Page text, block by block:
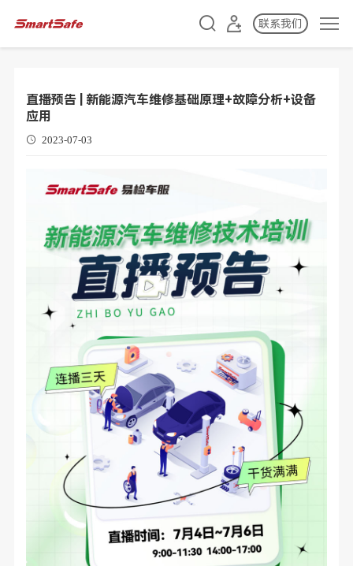
联系我们
直播预告 | 新能源汽车维修基础原理+故障分析+设备
应用
2023-07-03